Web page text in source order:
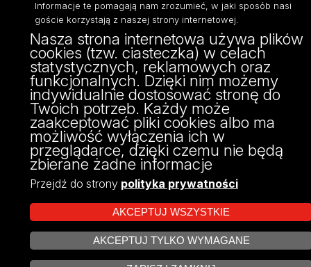
Informacje te pomagają nam zrozumieć, w jaki sposób nasi
goście korzystają z naszej strony internetowej.
Nasza strona internetowa używa plików
cookies (tzw. ciasteczka) w celach
statystycznych, reklamowych oraz
funkcjonalnych. Dzięki nim możemy
indywidualnie dostosować stronę do
Twoich potrzeb. Każdy może
zaakceptować pliki cookies albo ma
możliwość wyłączenia ich w
przeglądarce, dzięki czemu nie będą
zbierane żadne informacje
Przejdź do strony polityka prywatności
AKCEPTUJ WSZYSTKIE
AKCEPTUJ TYLKO WYMAGANE
ZARZĄDZAJ COOKIES